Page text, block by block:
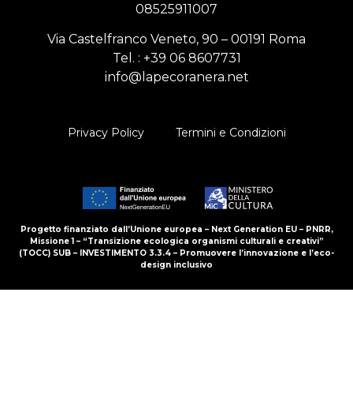
08525911007
Via Castelfranco Veneto, 90 – 00191 Roma
Tel. : +39 06 8607731
info@lapecoranera.net
Privacy Policy Termini e Condizioni
Progetto finanziato dall’Unione europea – Next Generation EU – PNRR,
Missione 1 – “Transizione ecologica organismi culturali e creativi”
(TOCC) SUB – INVESTIMENTO 3.3.4 – Promuovere l’innovazione e l’eco-
design inclusivo